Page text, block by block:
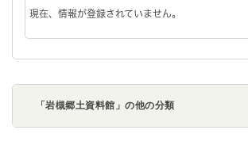
現在、情報が登録されていません。
「岩槻郷土資料館」の他の分類